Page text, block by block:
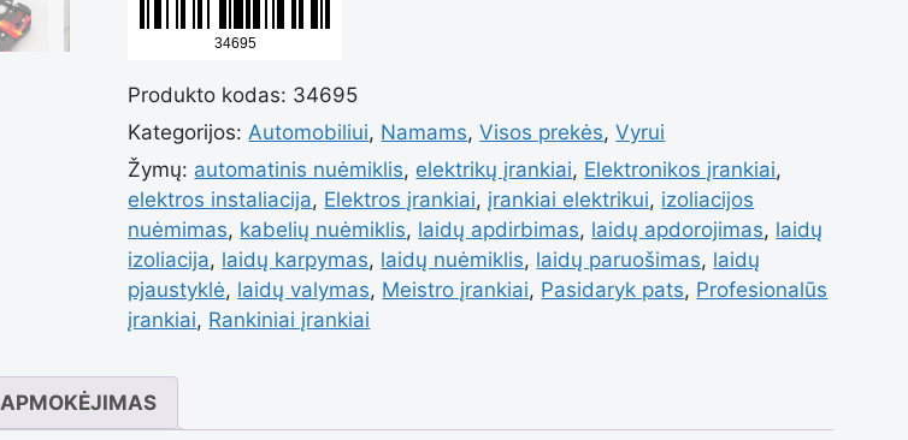
Automatinis
laidų
nuėmiklis
Produkto kodas: 34695
Kategorijos:Automobiliui, Namams,Visos prekės,Vyrui
Žymų: automatinis nuėmiklis, elektrikų įrankiai, Elektronikos įrankiai,
elektros instaliacija, Elektros įrankiai, įrankiai elektrikui, izoliacijos
nuėmimas, kabelių nuėmiklis, laidų apdirbimas, laidų apdorojimas, laidų
izoliacija, laidų karpymas, laidų nuėmiklis, laidų paruošimas, laidų
pjaustyklė, laidų valymas, Meistro įrankiai, Pasidaryk pats, Profesionalūs
įrankiai, Rankiniai įrankiai
APMOKĖJIMAS